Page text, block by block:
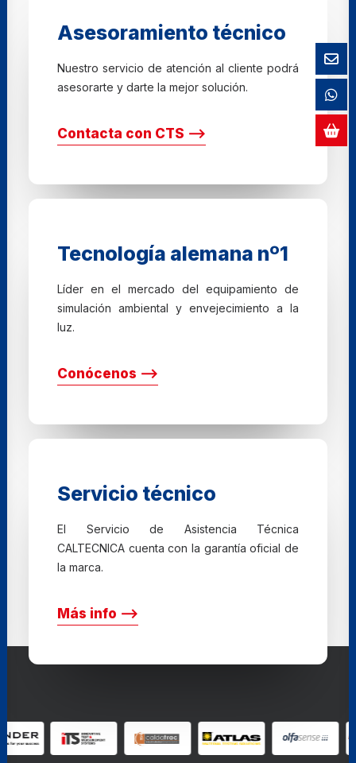
Asesoramiento técnico
Nuestro servicio de atención al cliente podrá
asesorarte y darte la mejor solución.
Contacta con CTS ⟶
Tecnología alemana nº1
Líder en el mercado del equipamiento de
simulación ambiental y envejecimiento a la
luz.
Conócenos ⟶
Servicio técnico
El Servicio de Asistencia Técnica
CALTECNICA cuenta con la garantía oficial de
la marca.
Más info ⟶